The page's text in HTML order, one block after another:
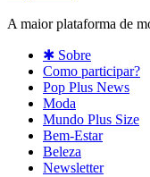
A maior plataforma de
✱ Sobre
Como participar?
Pop Plus News
Moda
Mundo Plus Size
Bem-Estar
Beleza
Newsletter